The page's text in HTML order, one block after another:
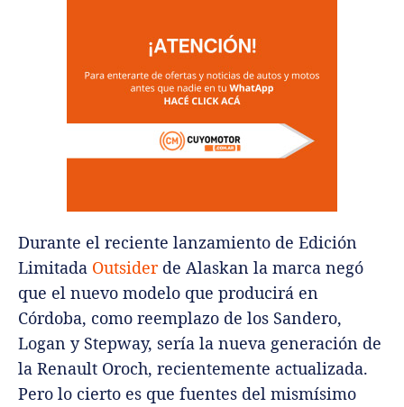
Durante el reciente lanzamiento de Edición
Limitada Outsiderde Alaskan la marca negó
que el nuevo modelo que producirá en
Córdoba, como reemplazo de los Sandero,
Logan y Stepway, sería la nueva generación de
la Renault Oroch, recientemente actualizada.
Pero lo cierto es que fuentes del mismísimo